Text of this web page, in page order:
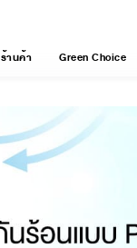
ร้านค้า Green Choice